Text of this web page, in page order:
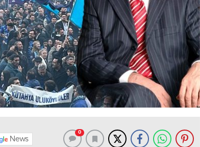
News
0